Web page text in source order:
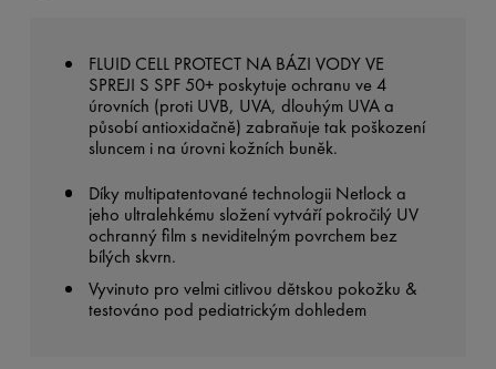
FLUID CELL PROTECT NA BÁZI VODY VE
SPREJI S SPF 50+ poskytuje ochranu ve 4
úrovních (proti UVB, UVA, dlouhým UVA a
působí antioxidačně) zabraňuje tak poškození
sluncem i na úrovni kožních buněk.
Díky multipatentované technologii Netlock a
jeho ultralehkému složení vytváří pokročilý UV
ochranný film s neviditelným povrchem bez
bílých skvrn.
Vyvinuto pro velmi citlivou dětskou pokožku &
testováno pod pediatrickým dohledem